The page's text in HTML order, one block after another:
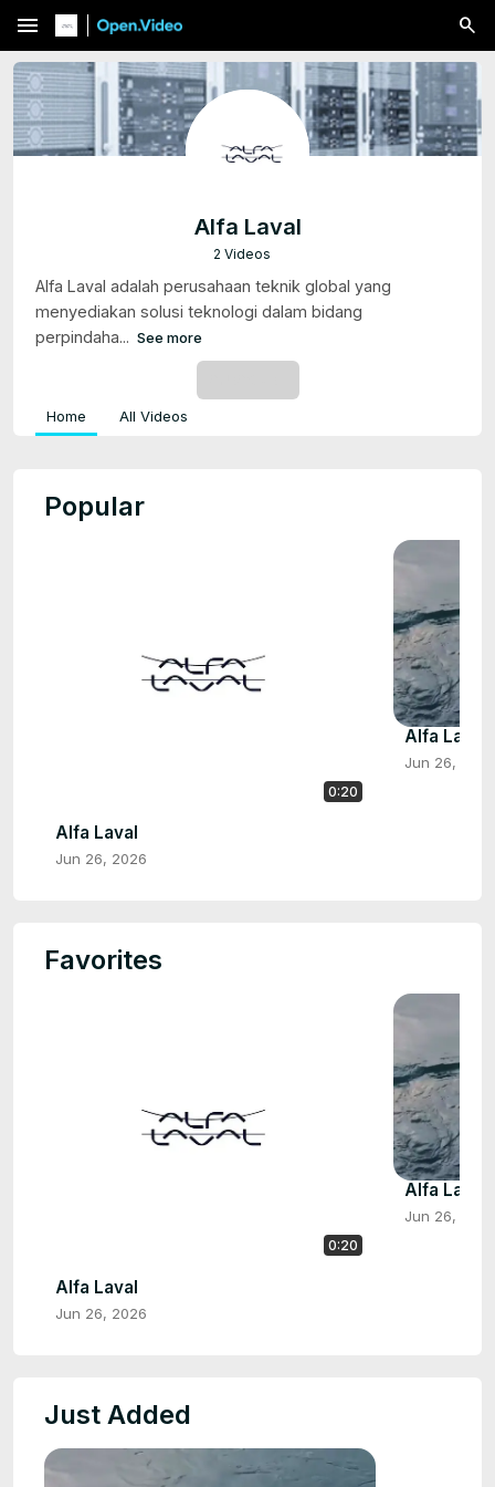
menu
Alfa Laval
2 Videos
Alfa Laval adalah perusahaan teknik global yang
menyediakan solusi teknologi dalam bidang
perpindaha... See more
Home All Videos
Popular
0:20
Alfa Laval
Jun 26, 2026
Alfa Laval
Jun 26, 2026
Favorites
0:20
Alfa Laval
Jun 26, 2026
Alfa Laval
Jun 26, 2026
Just Added